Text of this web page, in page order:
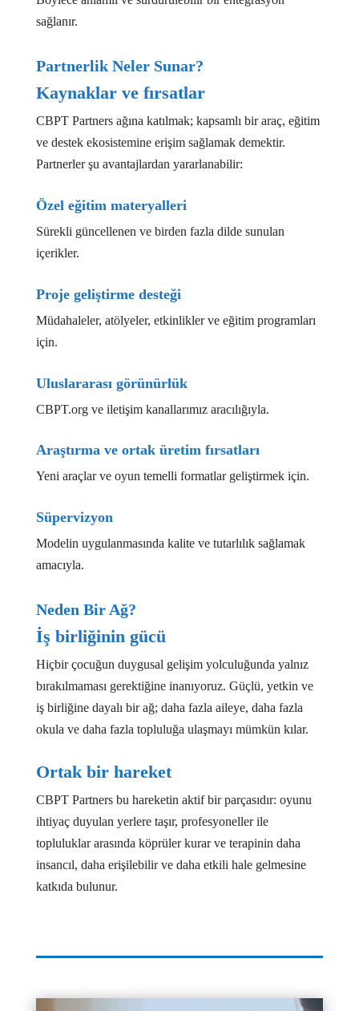
sağlanır.
Partnerlik Neler Sunar?
Kaynaklar ve fırsatlar
CBPT Partners ağına katılmak; kapsamlı bir araç, eğitim
ve destek ekosistemine erişim sağlamak demektir.
Partnerler şu avantajlardan yararlanabilir:
Özel eğitim materyalleri
Sürekli güncellenen ve birden fazla dilde sunulan
içerikler.
Proje geliştirme desteği
Müdahaleler, atölyeler, etkinlikler ve eğitim programları
için.
Uluslararası görünürlük
CBPT.org ve iletişim kanallarımız aracılığıyla.
Araştırma ve ortak üretim fırsatları
Yeni araçlar ve oyun temelli formatlar geliştirmek için.
Süpervizyon
Modelin uygulanmasında kalite ve tutarlılık sağlamak
amacıyla.
Neden Bir Ağ?
İş birliğinin gücü
Hiçbir çocuğun duygusal gelişim yolculuğunda yalnız
bırakılmaması gerektiğine inanıyoruz. Güçlü, yetkin ve
iş birliğine dayalı bir ağ; daha fazla aileye, daha fazla
okula ve daha fazla topluluğa ulaşmayı mümkün kılar.
Ortak bir hareket
CBPT Partners bu hareketin aktif bir parçasıdır: oyunu
ihtiyaç duyulan yerlere taşır, profesyoneller ile
topluluklar arasında köprüler kurar ve terapinin daha
insancıl, daha erişilebilir ve daha etkili hale gelmesine
katkıda bulunur.